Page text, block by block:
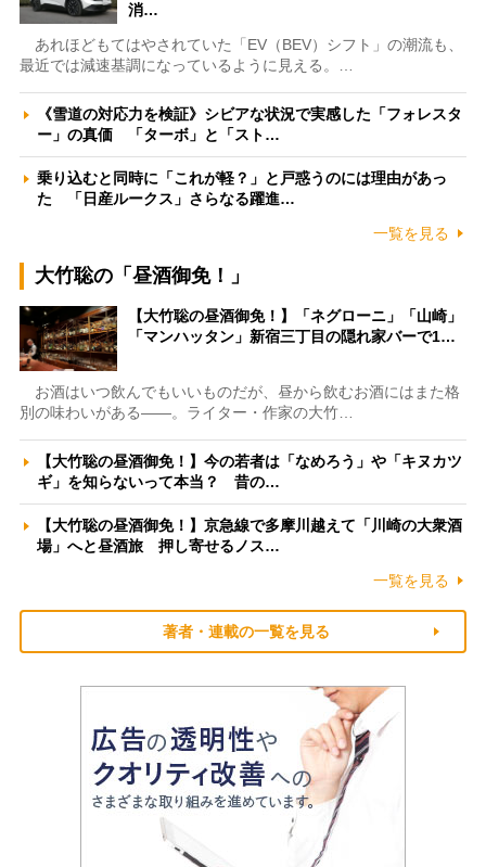
消…
あれほどもてはやされていた「EV（BEV）シフト」の潮流も、
最近では減速基調になっているように見える。…
《雪道の対応力を検証》シビアな状況で実感した「フォレスタ
ー」の真価 「ターボ」と「スト…
乗り込むと同時に「これが軽？」と戸惑うのには理由があっ
た 「日産ルークス」さらなる躍進…
一覧を見る
大竹聡の「昼酒御免！」
【大竹聡の昼酒御免！】「ネグローニ」「山崎」
「マンハッタン」新宿三丁目の隠れ家バーで1…
お酒はいつ飲んでもいいものだが、昼から飲むお酒にはまた格
別の味わいがある――。ライター・作家の大竹…
【大竹聡の昼酒御免！】今の若者は「なめろう」や「キヌカツ
ギ」を知らないって本当？ 昔の…
【大竹聡の昼酒御免！】京急線で多摩川越えて「川崎の大衆酒
場」へと昼酒旅 押し寄せるノス…
一覧を見る
著者・連載の一覧を見る